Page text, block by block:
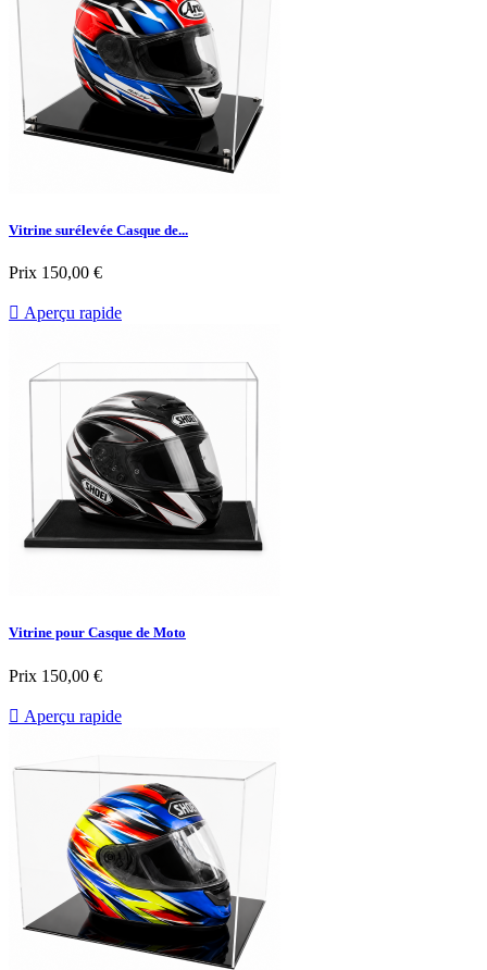
Vitrine surélevée Casque de...
Prix 150,00 €
 Aperçu rapide
Vitrine pour Casque de Moto
Prix 150,00 €
 Aperçu rapide